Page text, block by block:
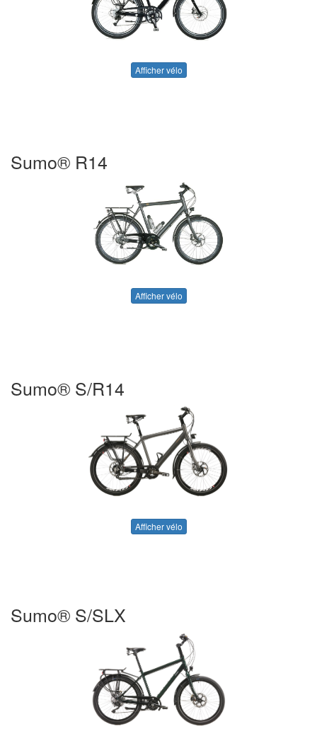
Afficher vélo
Sumo® R14
Afficher vélo
Sumo® S/R14
Afficher vélo
Sumo® S/SLX